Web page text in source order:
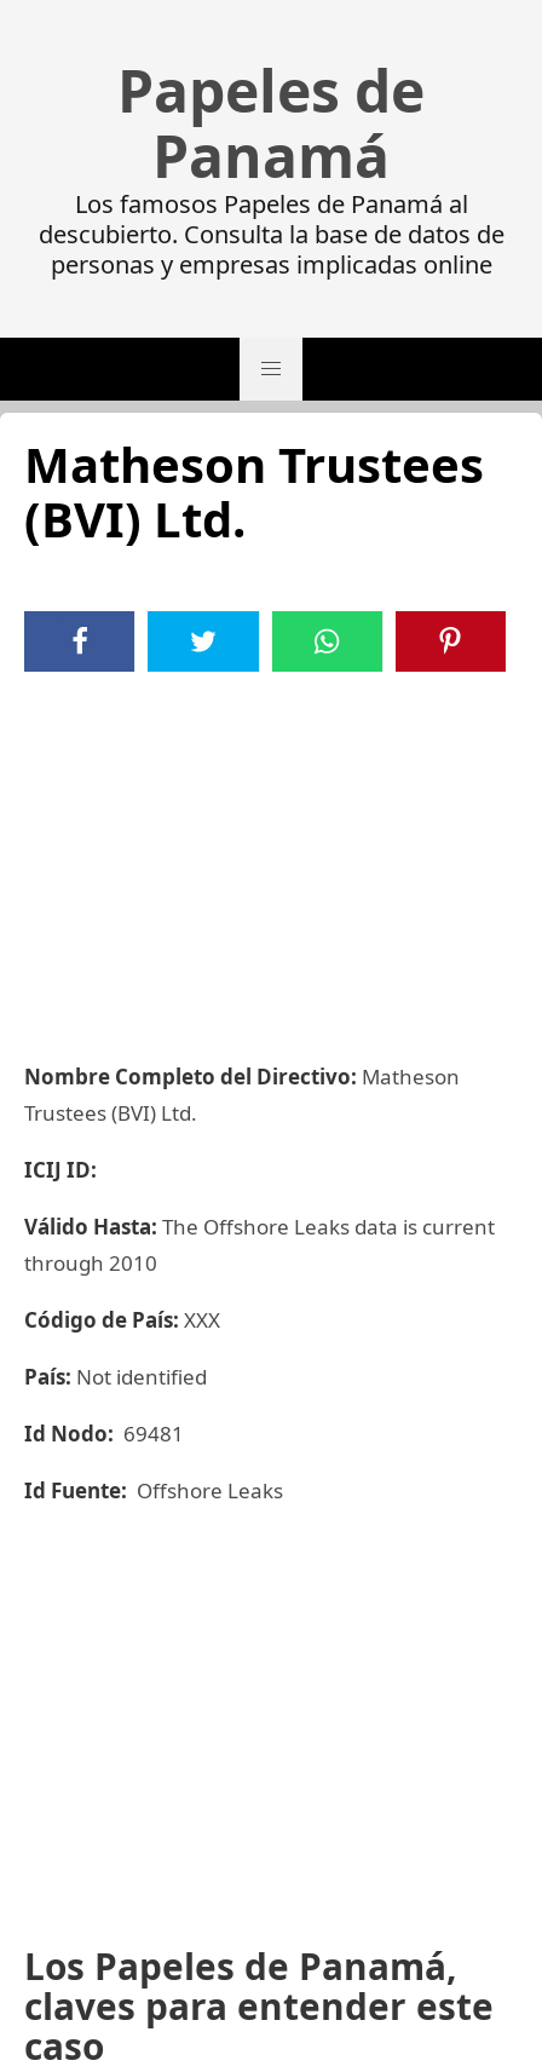
Papeles de
Panamá
Los famosos Papeles de Panamá al
descubierto. Consulta la base de datos de
personas y empresas implicadas online
Matheson Trustees
(BVI) Ltd.
Nombre Completo del Directivo: Matheson
Trustees (BVI) Ltd.
ICIJ ID:
Válido Hasta: The Offshore Leaks data is current
through 2010
Código de País: XXX
País: Not identified
Id Nodo: 69481
Id Fuente: Offshore Leaks
Los Papeles de Panamá,
claves para entender este
caso